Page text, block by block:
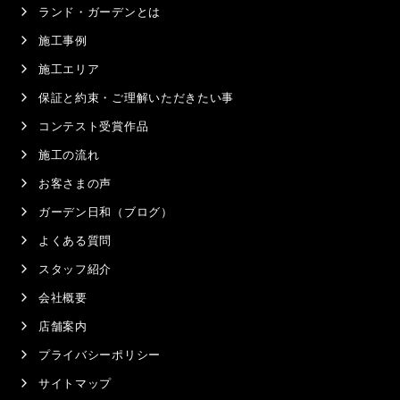
ランド・ガーデンとは
施工事例
施工エリア
保証と約束・ご理解いただきたい事
コンテスト受賞作品
施工の流れ
お客さまの声
ガーデン日和（ブログ）
よくある質問
スタッフ紹介
会社概要
店舗案内
プライバシーポリシー
サイトマップ